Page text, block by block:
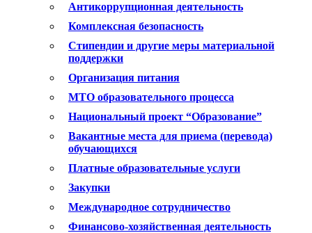
Антикоррупционная деятельность
Комплексная безопасность
Стипендии и другие меры материальной
поддержки
Организация питания
МТО образовательного процесса
Национальный проект “Образование”
Вакантные места для приема (перевода)
обучающихся
Платные образовательные услуги
Закупки
Международное сотрудничество
Финансово-хозяйственная деятельность